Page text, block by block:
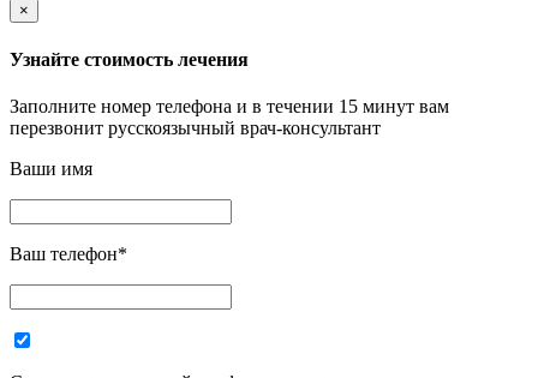
×
Узнайте стоимость лечения
Заполните номер телефона и в течении 15 минут вам
перезвонит русскоязычный врач-консультант
Ваши имя
Ваш телефон*